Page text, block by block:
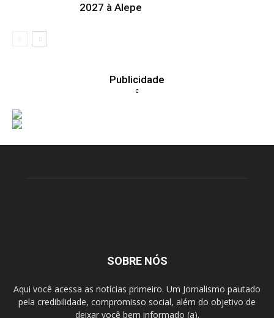
2027 à Alepe
Publicidade
SOBRE NÓS
Aqui você acessa as notícias primeiro. Um Jornalismo pautado
pela credibilidade, compromisso social, além do objetivo de
deixar você bem informado (a).